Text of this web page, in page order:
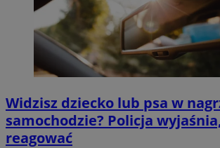
Widzisz dziecko lub psa w
samochodzie? Policja
reagować